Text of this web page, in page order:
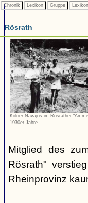
Chronik Lexikon Gruppe Lexikon
Rösrath
Kölner Navajos im Rösrather
1930er Jahre
Mitglied des
Rösrath"
Rheinprovinz